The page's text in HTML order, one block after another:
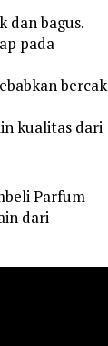
dan bagus.
pada
bercak
kualitas dari
Parfum
dari